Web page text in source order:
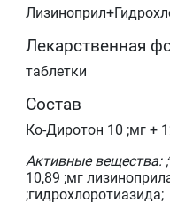
Лекарственная
таблетки
Состав
Ко-Диротон 10 ;мг +
Активные вещества: ;
10,89 ;мг
;гидрохлоротиазида;